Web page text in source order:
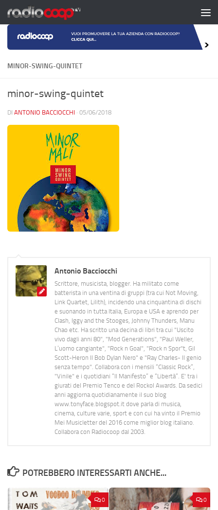
Salta al contenuto
MINOR-SWING-QUINTET
minor-swing-quintet
DI ANTONIO BACCIOCCHI · 05/06/2018
Antonio Bacciocchi
Scrittore, musicista, blogger. Ha militato come
batterista in una ventina di gruppi (tra cui Not Moving,
Link Quartet, Lilith), incidendo una cinquantina di dischi
e suonando in tutta Italia, Europa e USA e aprendo per
Clash, Iggy and the Stooges, Johnny Thunders, Manu
Chao etc. Ha scritto una decina di libri tra cui "Uscito
vivo dagli anni 80", "Mod Generations", "Paul Weller,
L’uomo cangiante", "Rock n Goal", "Rock n Spor"t, Gil
Scott-Heron Il Bob Dylan Nero" e "Ray Charles- Il genio
senza tempo". Collabora con i mensili “Classic Rock”,
"Vinile" e i quotidiani “Il Manifesto” e “Libertà”. E' tra i
giurati del Premio Tenco e del Rockol Awards. Da sedici
anni aggiorna quotidianamente il suo blog
www.tonyface.blogspot.it dove parla di musica,
cinema, culture varie, sport e con cui ha vinto il Premio
Mei Musicletter del 2016 come miglior blog italiano.
Collabora con Radiocoop dal 2003.
POTREBBERO INTERESSARTI ANCHE...
0 0